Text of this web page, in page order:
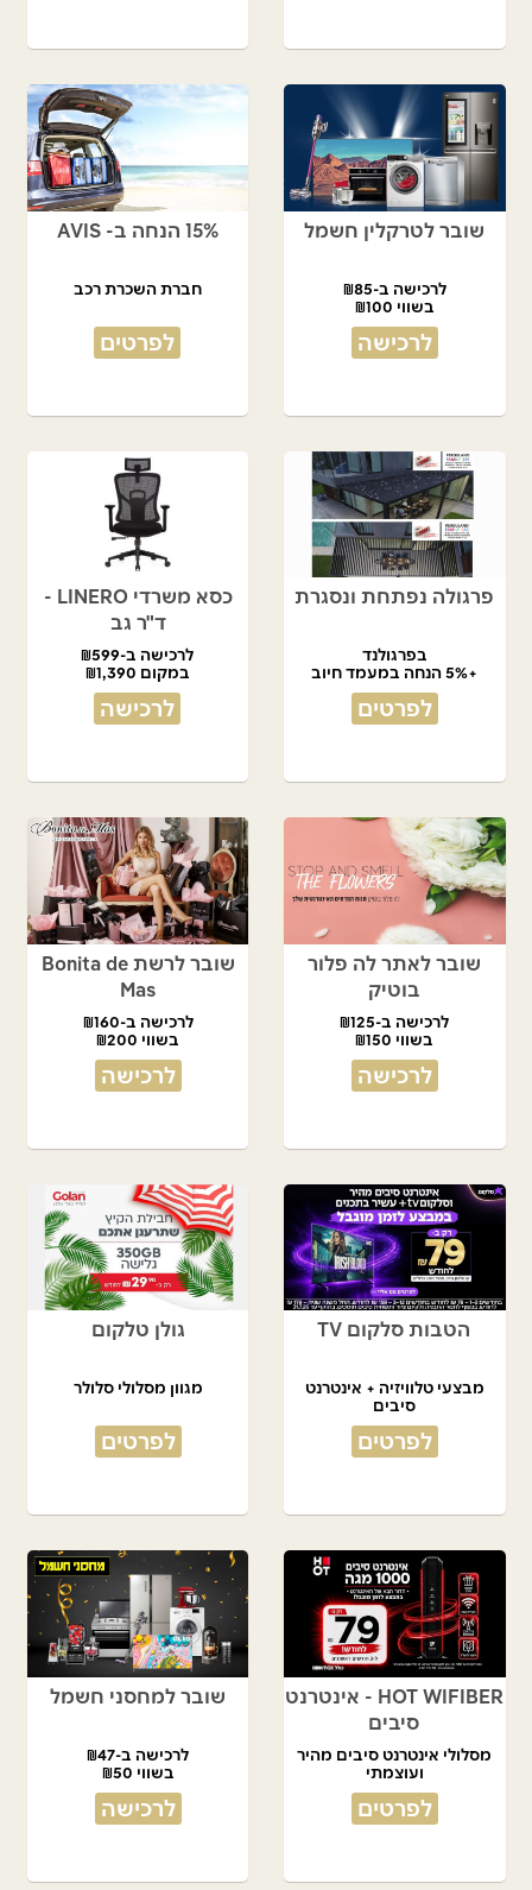
שובר לטרקלין חשמל
לרכישה ב-₪85
בשווי ₪100
לרכישה
15% הנחה ב- AVIS
חברת השכרת רכב
לפרטים
פרגולה נפתחת ונסגרת
בפרגולנד
+5% הנחה במעמד חיוב
לפרטים
כסא משרדי LINERO -
ד"ר גב
לרכישה ב-₪599
במקום ₪1,390
לרכישה
שובר לאתר לה פלור
בוטיק
לרכישה ב-₪125
בשווי ₪150
לרכישה
שובר לרשת Bonita de
Mas
לרכישה ב-₪160
בשווי ₪200
לרכישה
הטבות סלקום TV
מבצעי טלוויזיה + אינטרנט
סיבים
לפרטים
גולן טלקום
מגוון מסלולי סלולר
לפרטים
HOT WIFIBER - אינטרנט
סיבים
מסלולי אינטרנט סיבים מהיר
ועוצמתי
לפרטים
שובר למחסני חשמל
לרכישה ב-₪47
בשווי ₪50
לרכישה